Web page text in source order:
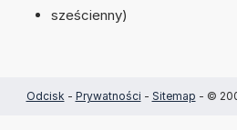
sześcienny)
Odcisk - Prywatności - Sitemap - ©